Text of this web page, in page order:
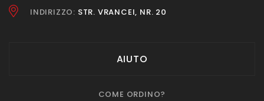
INDIRIZZO: STR. VRANCEI, NR. 20
AIUTO
COME ORDINO?